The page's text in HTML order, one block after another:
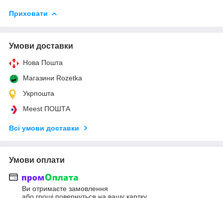
Приховати
Умови доставки
Нова Пошта
Магазини Rozetka
Укрпошта
Meest ПОШТА
Всі умови доставки
Умови оплати
Ви отримаєте замовлення